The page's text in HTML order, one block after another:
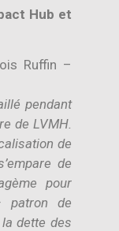
Hub et
Ruffin –
pendant
de LVMH.
de
de
pour
patron de
dette des